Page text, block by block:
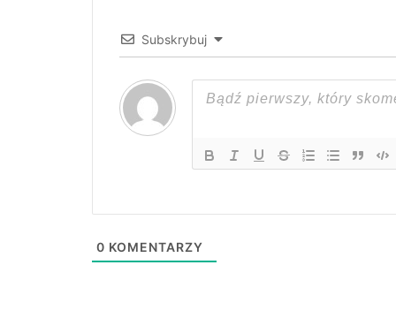
Subskrybuj
0 KOMENTARZY